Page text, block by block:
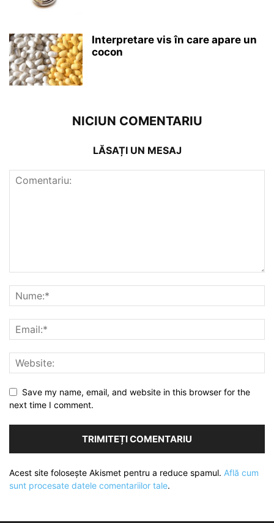
Interpretare vis în care apare un
cocon
NICIUN COMENTARIU
LĂSAȚI UN MESAJ
Save my name, email, and website in this browser for the
next time I comment.
Acest site folosește Akismet pentru a reduce spamul. Află cum
sunt procesate datele comentariilor tale.